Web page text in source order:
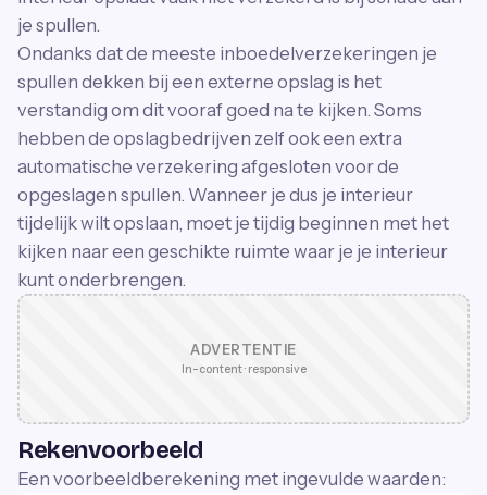
je spullen.
Ondanks dat de meeste inboedelverzekeringen je
spullen dekken bij een externe opslag is het
verstandig om dit vooraf goed na te kijken. Soms
hebben de opslagbedrijven zelf ook een extra
automatische verzekering afgesloten voor de
opgeslagen spullen. Wanneer je dus je interieur
tijdelijk wilt opslaan, moet je tijdig beginnen met het
kijken naar een geschikte ruimte waar je je interieur
kunt onderbrengen.
ADVERTENTIE
In-content · responsive
Rekenvoorbeeld
Een voorbeeldberekening met ingevulde waarden: